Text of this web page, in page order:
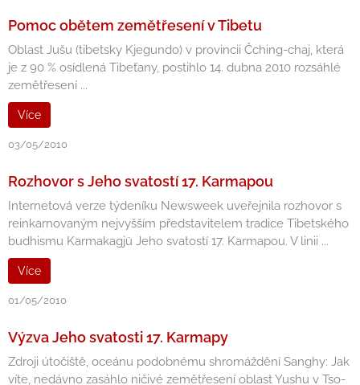
Pomoc obětem zemětřesení v Tibetu
Oblast Jušu (tibetsky Kjegundo) v provincii Čching-chaj, která
je z 90 % osídlená Tibeťany, postihlo 14. dubna 2010 rozsáhlé
zemětřesení ...
Více
03/05/2010
Rozhovor s Jeho svatostí 17. Karmapou
Internetová verze týdeníku Newsweek uveřejnila rozhovor s
reinkarnovaným nejvyšším představitelem tradice Tibetského
budhismu Karmakagjü Jeho svatostí 17. Karmapou. V linii ...
Více
01/05/2010
Výzva Jeho svatosti 17. Karmapy
Zdroji útočiště, oceánu podobnému shromáždění Sanghy: Jak
víte, nedávno zasáhlo ničivé zemětřesení oblast Yushu v Tso-